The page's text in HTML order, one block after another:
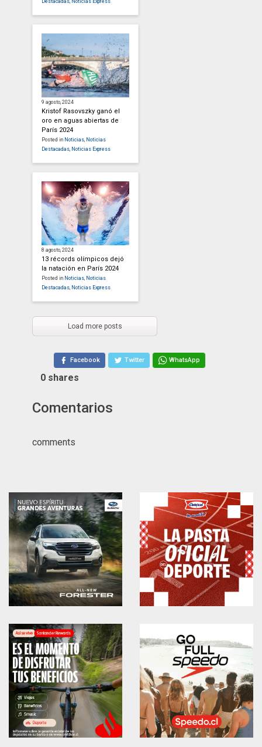
9 agosto, 2024
Kristof Rasovszky ganó el
oro en aguas abiertas de
París 2024
Posted in Noticias Noticias
Destacadas Noticias Express
8 agosto, 2024
13 récords olímpicos dejó
la natación en París 2024
Posted in Noticias Noticias
Destacadas Noticias Express
Load more posts
Facebook Twitter WhatsApp
0 shares
Comentarios
comments